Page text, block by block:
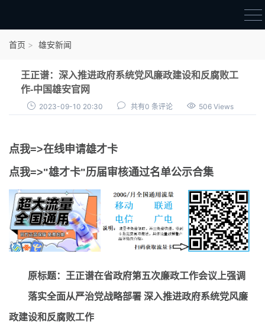
审核通过公示
首页 雄安新闻
王正谱：深入推进政府系统党风廉政建设和反腐败工
作-中国雄安官网
2023-09-10 20:30 共有0 条评论 506 Views
点我=>在线申请雄才卡
点我=>"雄才卡"历届审核通过名单公示合集
原标题：王正谱在省政府第五次廉政工作会议上强调
落实全面从严治党战略部署 深入推进政府系统党风廉
政建设和反腐败工作